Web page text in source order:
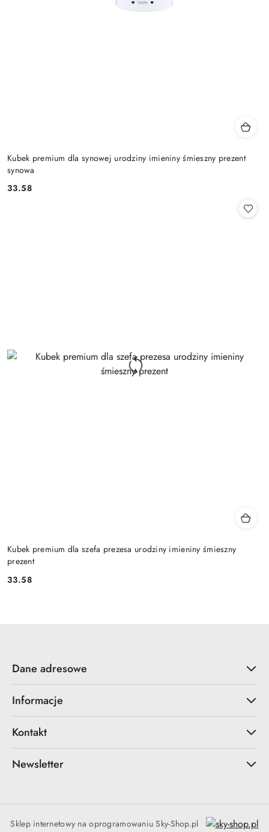
Kubek premium dla synowej urodziny imieniny śmieszny prezent
synowa
Cena:
33.58
Kubek premium dla szefa prezesa urodziny imieniny śmieszny
prezent
Cena:
33.58
Dane adresowe
Informacje
Kontakt
Newsletter
Sklep internetowy na oprogramowaniu Sky-Shop.pl